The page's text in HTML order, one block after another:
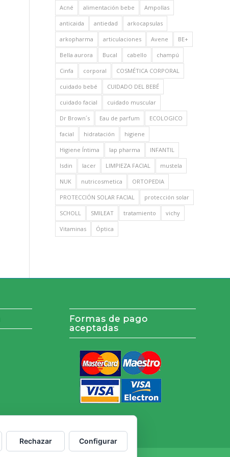
Acné alimentación bebe Ampollas
anticaida antiedad arkocapsulas
arkopharma articulaciones Avene BE+
Bella aurora Bucal cabello champú
Cinfa corporal COSMÉTICA CORPORAL
cuidado bebé CUIDADO DEL BEBÉ
cuidado facial cuidado muscular
Dr Brown´s Eau de parfum ECOLOGICO
facial hidratación higiene
Higiene Íntima Iap pharma INFANTIL
Isdin lacer LIMPIEZA FACIAL mustela
NUK nutricosmetica ORTOPEDIA
PROTECCIÓN SOLAR FACIAL protección solar
SCHOLL SMILEAT tratamiento vichy
Vitaminas Óptica
Formas de pago
aceptadas
Rechazar Configurar